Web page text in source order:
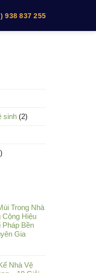
938 837 255
sinh (2)
Trong Nhà
Cộng Hiệu
Pháp Bền
Gia
Nhà Vệ